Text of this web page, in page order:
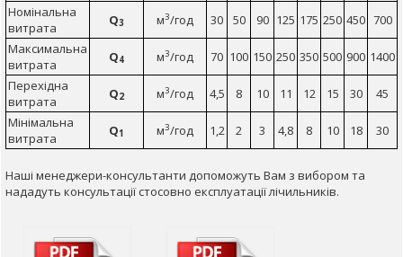
Номінальна
витрата
Q3 м3/год 30 50 90 125 175 250 450 700
Максимальна
витрата
Q4 м3/год 70 100 150 250 350 500 900 1400
Перехідна
витрата
Q2 м3/год 4,5 8 10 11 12 15 30
45
Мінімальна
витрата
Q1 м3/год 1,2 2 3 4,8 8 10 18 30
Наші менеджери-консультанти допоможуть Вам з вибором та
нададуть консультації стосовно експлуатації лічильників.